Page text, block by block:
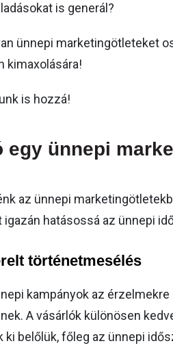
is generál?
ünnepi marketingötleteket
kimaxolására!
is hozzá!
egy ünnepi
az ünnepi
hatásossá az ünnepi
történetmesélés
kampányok az
A vásárlók különösen
ki belőlük, főleg az ünnepi